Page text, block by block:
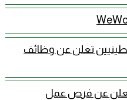
تعلن عن وظائف
تعلن عن فرص عمل